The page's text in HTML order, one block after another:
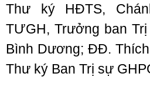
Thư ký HĐTS,
TƯGH, Trưởng ban
Bình Dương; ĐĐ.
Thư ký Ban Trị sự